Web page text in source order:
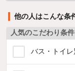
他の人はこんな条
人気のこだわり条件
バス・トイレ